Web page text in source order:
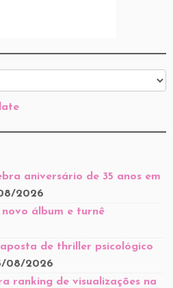
aniversário de 35 anos em
2026
álbum e turnê
de thriller psicológico
08/2026
ranking de visualizações na